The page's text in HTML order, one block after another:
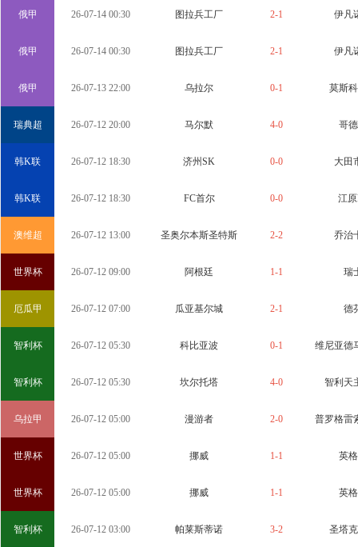
俄甲 26-07-14 00:30 图拉兵工厂 2-1 伊凡
俄甲 26-07-14 00:30 图拉兵工厂 2-1 伊凡
俄甲 26-07-13 22:00 乌拉尔 0-1 莫斯
瑞典超 26-07-12 20:00 马尔默 4-0 哥
韩K联 26-07-12 18:30 济州SK 0-0 大田
韩K联 26-07-12 18:30 FC首尔 0-0 江
澳维超 26-07-12 13:00 圣奥尔本斯圣特斯 2-2 乔治
世界杯 26-07-12 09:00 阿根廷 1-1 瑞
厄瓜甲 26-07-12 07:00 瓜亚基尔城 2-1 德
智利杯 26-07-12 05:30 科比亚波 0-1 维尼亚德
智利杯 26-07-12 05:30 坎尔托塔 4-0 智利天
乌拉甲 26-07-12 05:00 漫游者 2-0 普罗格雷
世界杯 26-07-12 05:00 挪威 1-1 英
世界杯 26-07-12 05:00 挪威 1-1 英
智利杯 26-07-12 03:00 帕莱斯蒂诺 3-2 圣塔